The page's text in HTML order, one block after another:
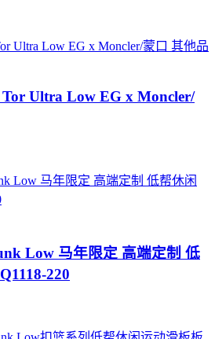
其他品
Tor Ultra Low EG x Moncler/
Low 马年限定 高端定制 低
220